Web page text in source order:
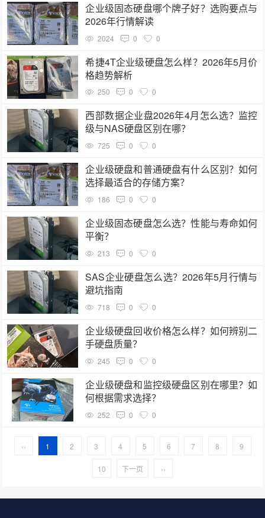
企业级固态硬盘哪个牌子好？选购要点与
2026年行情解读
2024 0 0
希捷4T企业级硬盘怎么样？2026年5月价
格趋势解析
250 0 0
西部数据企业盘2026年4月怎么选？监控
级与NAS硬盘区别在哪？
725 0 0
企业级硬盘和普通硬盘有什么区别？如何
选择最适合的存储方案？
186 0 0
企业级固态硬盘怎么选？性能与寿命如何
平衡？
213 0 0
SAS企业硬盘怎么选？2026年5月行情与
避坑指南
718 0 0
企业级硬盘回收价格怎么样？如何辨别二
手硬盘质量？
245 0 0
企业级硬盘和监控级硬盘区别在哪里？如
何根据需求选择？
252 0 0
‹‹ 1 2 3 4 5 6 7 8 9
10 下一页 ››